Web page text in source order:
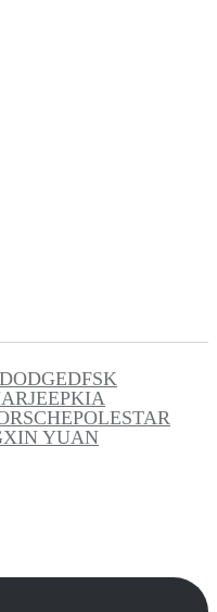
DODGEDFSK
JEEPKIA
POLESTAR
XIN YUAN